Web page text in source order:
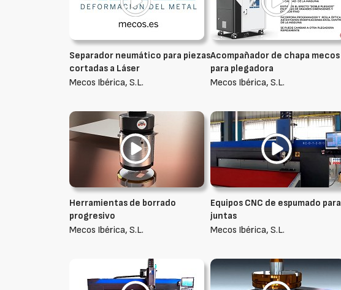
Separador neumático para piezas
cortadas a Láser
Mecos Ibérica, S.L.
Acompañador de chapa mecos
para plegadora
Mecos Ibérica, S.L.
Herramientas de borrado
progresivo
Mecos Ibérica, S.L.
Equipos CNC de espumado para
juntas
Mecos Ibérica, S.L.